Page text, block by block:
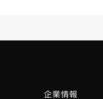
企業情報